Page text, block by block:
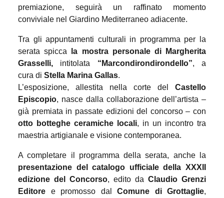
premiazione, seguirà un raffinato momento
conviviale nel Giardino Mediterraneo adiacente.
Tra gli appuntamenti culturali in programma per la
serata spicca
la mostra personale di Margherita
Grasselli, intitolata “Marcondirondirondello”, a
cura di Stella Marina Gallas.
L’esposizione, allestita nella corte del Castello
Episcopio, nasce dalla collaborazione dell’artista –
già premiata in passate edizioni del concorso – con
otto botteghe ceramiche locali, in un incontro tra
maestria artigianale e visione contemporanea.
A completare il programma della serata, anche la
presentazione del catalogo ufficiale della XXXII
edizione del Concorso, edito da Claudio Grenzi
Editore e promosso dal Comune di Grottaglie,